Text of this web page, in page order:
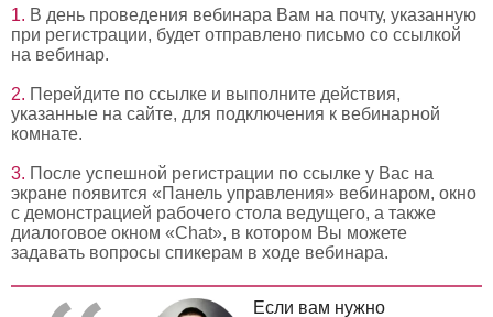
В день проведения вебинара Вам на почту, указанную
при регистрации, будет отправлено письмо со ссылкой
на вебинар.
Перейдите по ссылке и выполните действия,
указанные на сайте, для подключения к вебинарной
комнате.
После успешной регистрации по ссылке у Вас на
экране появится «Панель управления» вебинаром, окно
с демонстрацией рабочего стола ведущего, а также
диалоговое окном «Chat», в котором Вы можете
задавать вопросы спикерам в ходе вебинара.
Если вам нужно